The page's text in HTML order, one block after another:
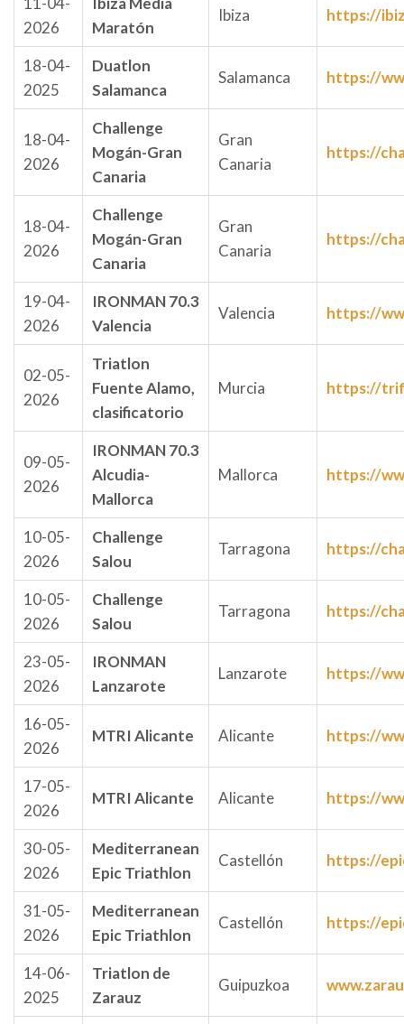
2026
Maratón
Ibiza https://
18-04-
2025
Duatlon
Salamanca
Salamanca https://
18-04-
2026
Challenge
Mogán-Gran
Canaria
Gran
Canaria
https://
18-04-
2026
Challenge
Mogán-Gran
Canaria
Gran
Canaria
https://
19-04-
2026
IRONMAN 70.3
Valencia
Valencia https://
02-05-
2026
Triatlon
Fuente Alamo,
clasificatorio
Murcia https://
09-05-
2026
IRONMAN 70.3
Alcudia-
Mallorca
Mallorca https://
10-05-
2026
Challenge
Salou
Tarragona https://
10-05-
2026
Challenge
Salou
Tarragona https://
23-05-
2026
IRONMAN
Lanzarote
Lanzarote https://
16-05-
2026
MTRI Alicante Alicante https://
17-05-
2026
MTRI Alicante Alicante https://
30-05-
2026
Mediterranean
Epic Triathlon
Castellón https://
31-05-
2026
Mediterranean
Epic Triathlon
Castellón https://
14-06-
2025
Triatlon de
Zarauz
Guipuzkoa